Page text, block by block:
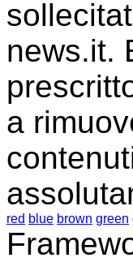
news.it.
a
red blue brown green